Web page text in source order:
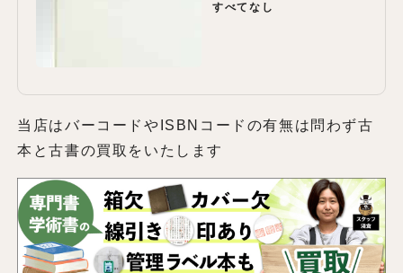
すべてなし
当店はバーコードやISBNコードの有無は問わず古
本と古書の買取をいたします